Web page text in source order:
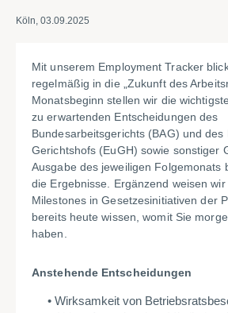
Köln, 03.09.2025
Mit unserem Employment Tracker
regelmäßig in die „Zukunft des
Monatsbeginn stellen wir die
zu erwartenden Entscheidungen des
Bundesarbeitsgerichts (BAG) und des
Gerichtshofs (EuGH) sowie sonstiger
Ausgabe des jeweiligen Folgemonats
die Ergebnisse. Ergänzend weisen
Milestones in Gesetzesinitiativen der
bereits heute wissen, womit Sie
haben.
Anstehende Entscheidungen
Wirksamkeit von